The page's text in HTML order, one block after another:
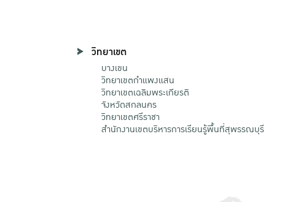
วิทยาเขต
บางเขน
วิทยาเขตกําแพงแสน
วิทยาเขตเฉลิมพระเกียรติ
จังหวัดสกลนคร
วิทยาเขตศรีราชา
สำนักงานเขตบริหารการเรียนรู้พื้นที่สุพรรณบุรี